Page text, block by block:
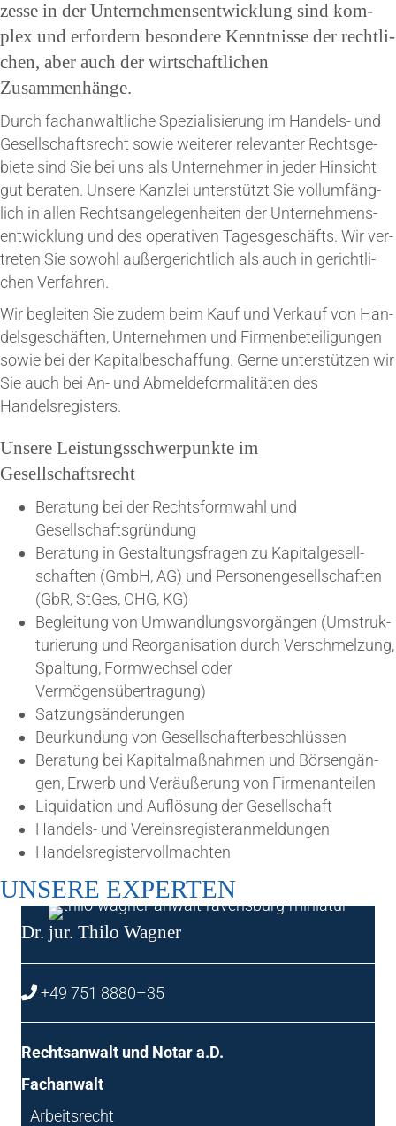
zes­se in der Unter­neh­mens­ent­wick­lung sind kom­
plex und erfor­dern beson­de­re Kennt­nis­se der recht­li­
chen, aber auch der wirt­schaft­li­chen
Zusammenhänge.
Durch fach­an­walt­li­che Spe­zia­li­sie­rung im Han­dels- und
Gesell­schafts­recht sowie wei­te­rer rele­van­ter Rechts­ge­
bie­te sind Sie bei uns als Unter­neh­mer in jeder Hin­sicht
gut bera­ten. Unse­re Kanz­lei unter­stützt Sie voll­um­fäng­
lich in allen Rechts­an­ge­le­gen­hei­ten der Unter­neh­mens­
ent­wick­lung und des ope­ra­ti­ven Tages­ge­schäfts. Wir ver­
tre­ten Sie sowohl außer­ge­richt­lich als auch in gericht­li­
chen Verfahren.
Wir beglei­ten Sie zudem beim Kauf und Ver­kauf von Han­
dels­ge­schäf­ten, Unter­neh­men und Fir­men­be­tei­li­gun­gen
sowie bei der Kapi­tal­be­schaf­fung. Ger­ne unter­stüt­zen wir
Sie auch bei An- und Abmel­de­for­ma­li­tä­ten des
Handelsregisters.
Unse­re Leis­tungs­schwer­punk­te im
Gesellschaftsrecht
Bera­tung bei der Rechts­form­wahl und
Gesellschaftsgründung
Bera­tung in Gestal­tungs­fra­gen zu Kapi­tal­ge­sell­
schaf­ten (GmbH, AG) und Per­so­nen­ge­sell­schaf­ten
(GbR, StGes, OHG, KG)
Beglei­tung von Umwand­lungs­vor­gän­gen (Umstruk­
tu­rie­rung und Reor­ga­ni­sa­ti­on durch Ver­schmel­zung,
Spal­tung, Form­wech­sel oder
Vermögensübertragung)
Sat­zungs­än­de­run­gen
Beur­kun­dung von Gesellschafterbeschlüssen
Bera­tung bei Kapi­tal­maß­nah­men und Bör­sen­gän­
gen, Erwerb und Ver­äu­ße­rung von Firmenanteilen
Liqui­da­ti­on und Auf­lö­sung der Gesellschaft
Han­dels- und Vereinsregisteranmeldungen
Han­dels­re­gis­ter­voll­mach­ten
UNSE­RE EXPERTEN
Dr. jur. Thi­lo Wagner
+49 751 8880–35
Rechts­an­walt und Notar a.D.
Fach­an­walt
Arbeits­recht